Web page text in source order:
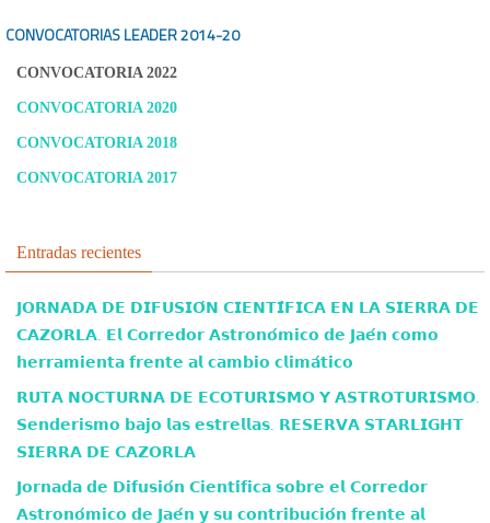
CONVOCATORIAS LEADER2014-20
CONVOCATORIA 2022
CONVOCATORIA 2020
CONVOCATORIA 2018
CONVOCATORIA 2017
Entradas recientes
𝗝𝗢𝗥𝗡𝗔𝗗𝗔 𝗗𝗘 𝗗𝗜𝗙𝗨𝗦𝗜𝗢́𝗡 𝗖𝗜𝗘𝗡𝗧𝗜́𝗙𝗜𝗖𝗔 𝗘𝗡 𝗟𝗔 𝗦𝗜𝗘𝗥𝗥𝗔 𝗗𝗘
𝗖𝗔𝗭𝗢𝗥𝗟𝗔. 𝗘𝗹 𝗖𝗼𝗿𝗿𝗲𝗱𝗼𝗿 𝗔𝘀𝘁𝗿𝗼𝗻𝗼́𝗺𝗶𝗰𝗼 𝗱𝗲 𝗝𝗮𝗲́𝗻 𝗰𝗼𝗺𝗼
𝗵𝗲𝗿𝗿𝗮𝗺𝗶𝗲𝗻𝘁𝗮 𝗳𝗿𝗲𝗻𝘁𝗲 𝗮𝗹 𝗰𝗮𝗺𝗯𝗶𝗼 𝗰𝗹𝗶𝗺𝗮́𝘁𝗶𝗰𝗼
𝗥𝗨𝗧𝗔 𝗡𝗢𝗖𝗧𝗨𝗥𝗡𝗔 𝗗𝗘 𝗘𝗖𝗢𝗧𝗨𝗥𝗜𝗦𝗠𝗢 𝗬 𝗔𝗦𝗧𝗥𝗢𝗧𝗨𝗥𝗜𝗦𝗠𝗢.
𝗦𝗲𝗻𝗱𝗲𝗿𝗶𝘀𝗺𝗼 𝗯𝗮𝗷𝗼 𝗹𝗮𝘀 𝗲𝘀𝘁𝗿𝗲𝗹𝗹𝗮𝘀. 𝗥𝗘𝗦𝗘𝗥𝗩𝗔 𝗦𝗧𝗔𝗥𝗟𝗜𝗚𝗛𝗧
𝗦𝗜𝗘𝗥𝗥𝗔 𝗗𝗘 𝗖𝗔𝗭𝗢𝗥𝗟𝗔
𝗝𝗼𝗿𝗻𝗮𝗱𝗮 𝗱𝗲 𝗗𝗶𝗳𝘂𝘀𝗶𝗼́𝗻 𝗖𝗶𝗲𝗻𝘁𝗶́𝗳𝗶𝗰𝗮 𝘀𝗼𝗯𝗿𝗲 𝗲𝗹 𝗖𝗼𝗿𝗿𝗲𝗱𝗼𝗿
𝗔𝘀𝘁𝗿𝗼𝗻𝗼́𝗺𝗶𝗰𝗼 𝗱𝗲 𝗝𝗮𝗲́𝗻 𝘆 𝘀𝘂 𝗰𝗼𝗻𝘁𝗿𝗶𝗯𝘂𝗰𝗶𝗼́𝗻 𝗳𝗿𝗲𝗻𝘁𝗲 𝗮𝗹